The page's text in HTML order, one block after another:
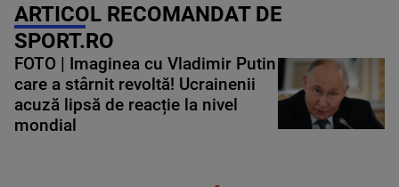
ARTICOL RECOMANDAT DE
SPORT.RO
FOTO | Imaginea cu Vladimir Putin
care a stârnit revoltă! Ucrainenii
acuză lipsă de reacție la nivel
mondial